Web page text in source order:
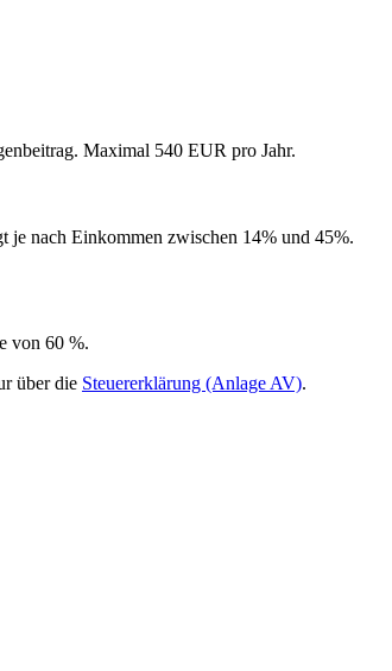
Maximal 540 EUR pro Jahr.
je nach Einkommen zwischen 14% und 45%.
von 60 %.
über die Steuererklärung (Anlage AV).